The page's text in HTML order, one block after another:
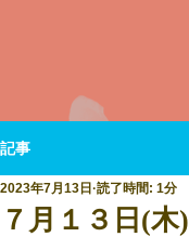
記事
７月１３日(木)
2023年7月13日 読了時間: 1分